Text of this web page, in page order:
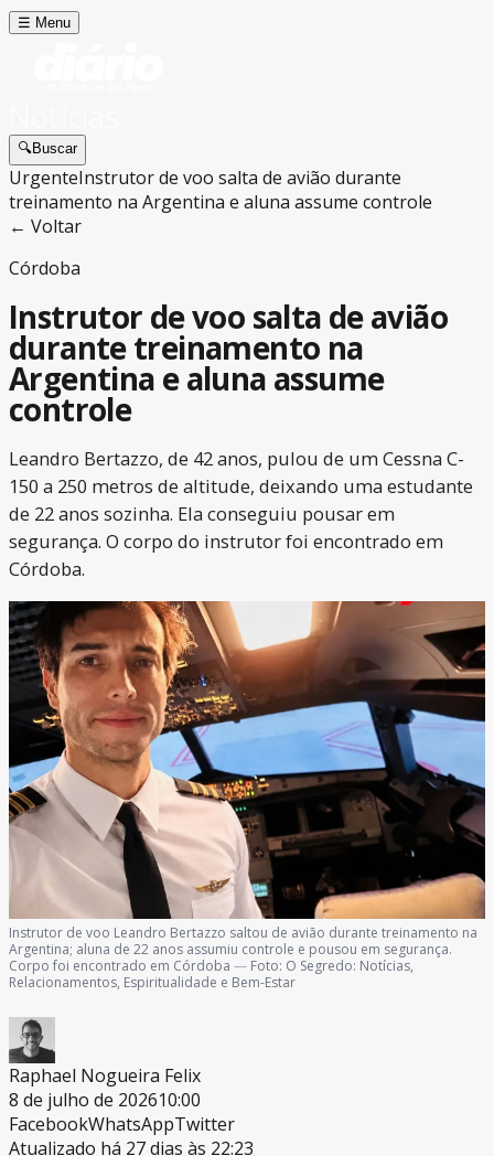
☰ Menu
🔍Buscar
UrgenteInstrutor de voo salta de avião durante
treinamento na Argentina e aluna assume controle
← Voltar
Córdoba
Instrutor de voo salta de avião
durante treinamento na
Argentina e aluna assume
controle
Leandro Bertazzo, de 42 anos, pulou de um Cessna C-
150 a 250 metros de altitude, deixando uma estudante
de 22 anos sozinha. Ela conseguiu pousar em
segurança. O corpo do instrutor foi encontrado em
Córdoba.
Instrutor de voo Leandro Bertazzo saltou de avião durante treinamento na
Argentina; aluna de 22 anos assumiu controle e pousou em segurança.
Corpo foi encontrado em Córdoba — Foto: O Segredo: Notícias,
Relacionamentos, Espiritualidade e Bem-Estar
Raphael Nogueira Felix
8 de julho de 202610:00
FacebookWhatsAppTwitter
Atualizado há 27 dias às 22:23